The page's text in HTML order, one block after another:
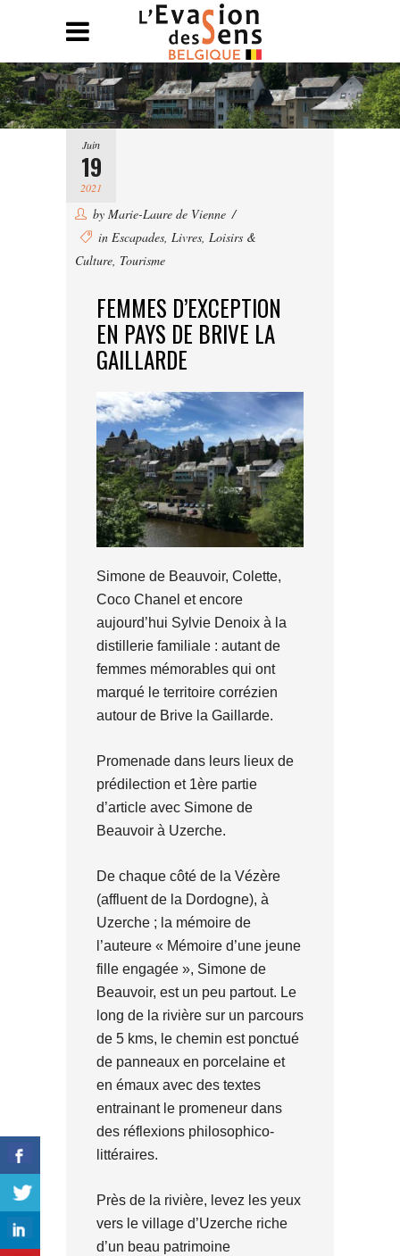
Juin
19
2021
by Marie-Laure de Vienne
in Escapades Livres Loisirs &
Culture Tourisme
FEMMES D’EXCEPTION
EN PAYS DE BRIVE LA
GAILLARDE
Simone de Beauvoir, Colette,
Coco Chanel et encore
aujourd’hui Sylvie Denoix à la
distillerie familiale : autant de
femmes mémorables qui ont
marqué le territoire corrézien
autour de Brive la Gaillarde.
Promenade dans leurs lieux de
prédilection et 1ère partie
d’article avec Simone de
Beauvoir à Uzerche.
De chaque côté de la Vézère
(affluent de la Dordogne), à
Uzerche ; la mémoire de
l’auteure « Mémoire d’une jeune
fille engagée », Simone de
Beauvoir, est un peu partout. Le
long de la rivière sur un parcours
de 5 kms, le chemin est ponctué
de panneaux en porcelaine et
en émaux avec des textes
entrainant le promeneur dans
des réflexions philosophico-
littéraires.
Près de la rivière, levez les yeux
vers le village d’Uzerche riche
d’un beau patrimoine